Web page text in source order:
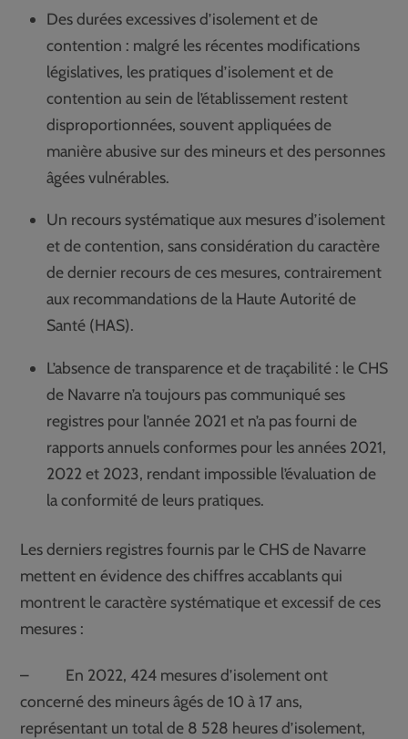
Des durées excessives d’isolement et de
contention : malgré les récentes modifications
législatives, les pratiques d’isolement et de
contention au sein de l’établissement restent
disproportionnées, souvent appliquées de
manière abusive sur des mineurs et des personnes
âgées vulnérables.
Un recours systématique aux mesures d’isolement
et de contention, sans considération du caractère
de dernier recours de ces mesures, contrairement
aux recommandations de la Haute Autorité de
Santé (HAS).
L’absence de transparence et de traçabilité : le CHS
de Navarre n’a toujours pas communiqué ses
registres pour l’année 2021 et n’a pas fourni de
rapports annuels conformes pour les années 2021,
2022 et 2023, rendant impossible l’évaluation de
la conformité de leurs pratiques.
Les derniers registres fournis par le CHS de Navarre
mettent en évidence des chiffres accablants qui
montrent le caractère systématique et excessif de ces
mesures :
– En 2022, 424 mesures d’isolement ont
concerné des mineurs âgés de 10 à 17 ans,
représentant un total de 8 528 heures d’isolement,